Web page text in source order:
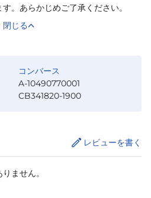
。あらかじめご了承ください。
閉じる
コンバース
A-10490770001
CB341820-1900
レビューを書く
ません。